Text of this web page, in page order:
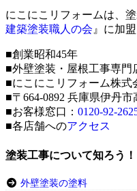
にこにこリフォームは、
建築塗装職人の会 』に加
■創業昭和45年
■外壁塗装・屋根工事専門
■にこにこリフォーム株式
■〒664-0892 兵庫県伊丹市
■お客様窓口： 0120-92-
■各店舗へのアクセス
塗装工事について知ろう！
外壁塗装の塗料